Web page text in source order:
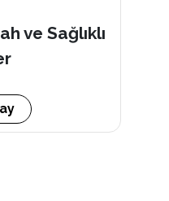
ve Sağlıklı